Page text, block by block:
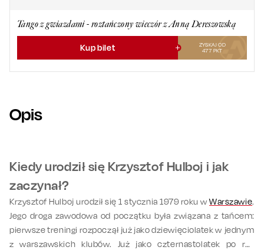
Tango z gwiazdami - roztańczony wieczór z Anną Dereszowską
Kup bilet
ZYSKAJ OD
477 PKT
Opis
Kiedy urodził się Krzysztof Hulboj i jak
zaczynał?
Krzysztof Hulboj urodził się 1 stycznia 1979 roku wWarszawie.
Jego droga zawodowa od początku była związana z tańcem:
pierwsze treningi rozpoczął już jako dziewięciolatek w jednym
z warszawskich klubów. Już jako czternastolatek po raz